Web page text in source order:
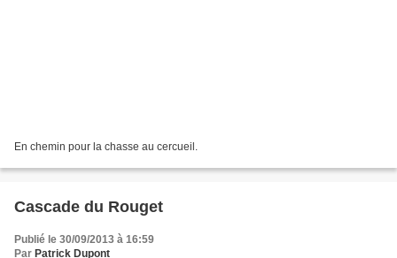
En chemin pour la chasse au cercueil.
Cascade du Rouget
Publié le 30/09/2013 à 16:59
Par Patrick Dupont